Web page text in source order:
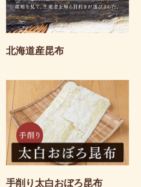
北海道産昆布
手削り太白おぼろ昆布